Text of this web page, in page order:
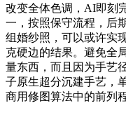
改变全体色调，AI即刻
一，按照保守流程，后
组婚纱照，可以或许实
克硬边的结果。避免全
量东西，而且因为手艺
子原生超分沉建手艺，
商用修图算法中的前列程